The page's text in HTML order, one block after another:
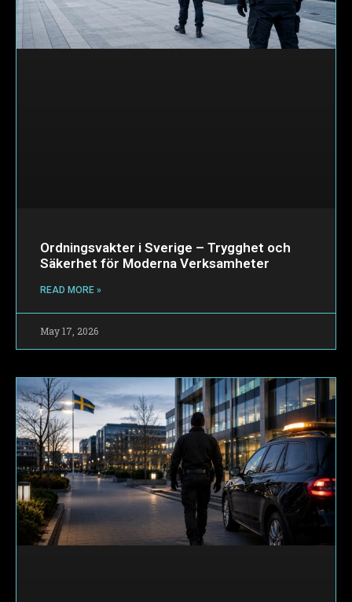
Ordningsvakter i Sverige – Trygghet och
Säkerhet för Moderna Verksamheter
READ MORE »
May 17, 2026